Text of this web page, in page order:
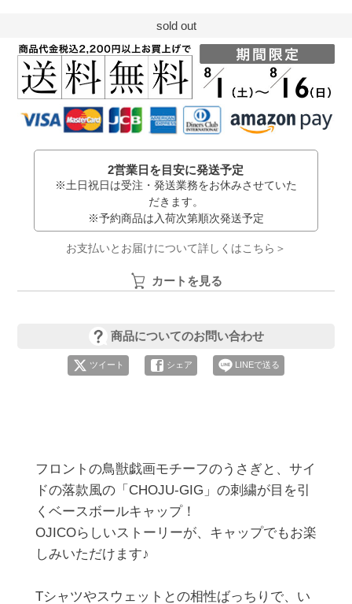
sold out
2営業日を目安に発送予定
※土日祝日は受注・発送業務をお休みさせていた
だきます。
※予約商品は入荷次第順次発送予定
お支払いとお届けについて詳しくはこちら＞
カートを見る
商品についてのお問い合わせ
ツイート シェア LINEで送る
フロントの鳥獣戯画モチーフのうさぎと、サイ
ドの落款風の「CHOJU-GIG」の刺繍が目を引
くベースボールキャップ！
OJICOらしいストーリーが、キャップでもお楽
しみいただけます♪
Tシャツやスウェットとの相性ばっちりで、い